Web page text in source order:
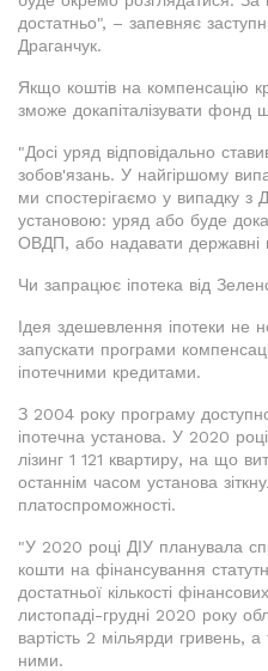
достатньо", – запевняє
Драганчук.
Якщо коштів на компенсацію
зможе докапіталізувати фонд
"Досі уряд відповідально
зобов'язань. У найгіршому
ми спостерігаємо у випадку з
установою: уряд або буде
ОВДП, або надавати державні
Чи запрацює іпотека від
Ідея здешевлення іпотеки не
запускати програми
іпотечними кредитами.
З 2004 року програму
іпотечна установа. У 2020
лізинг 1 121 квартиру, на що
останнім часом установа
платоспроможності.
"У 2020 році ДІУ планувала
кошти на фінансування
достатньої кількості
листопаді-грудні 2020 року
вартість 2 мільярди гривень, а
ними.